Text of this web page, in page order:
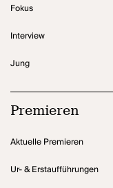
Fokus
Interview
Jung
Premieren
Aktuelle Premieren
Ur- & Erstaufführungen